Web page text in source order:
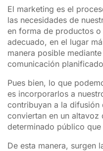
El marketing es el
las necesidades de
en forma de productos
adecuado, en el lugar
manera posible
comunicación
Pues bien, lo que
es incorporarlos a
contribuyan a la difusión
conviertan en un altavoz
determinado público que
De esta manera, surgen